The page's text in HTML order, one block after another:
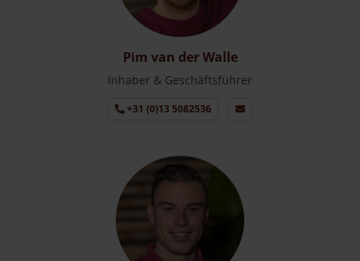
Pim van der Walle
Inhaber & Geschäftsführer
+31 (0)13 5082536